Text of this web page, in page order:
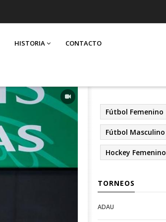
HISTORIA CONTACTO
Fútbol Femenino
Fútbol Masculino
Hockey Femenino
TORNEOS
Open
Deportes
Open
configuration
ADAU